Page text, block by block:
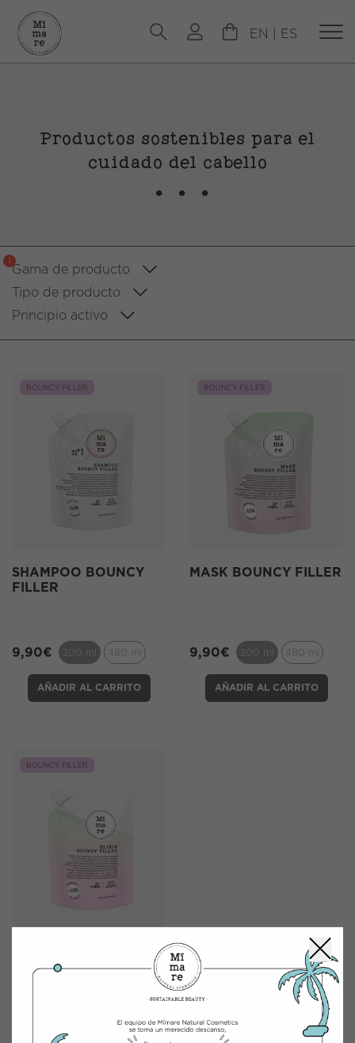
EN ES
Productos sostenibles para el
cuidado del cabello
Gama de producto
1
Tipo de producto
Principio activo
BOUNCY FILLER
SHAMPOO BOUNCY
FILLER
9,90€ 200 ml 480 ml
AÑADIR AL CARRITO
BOUNCY FILLER
MASK BOUNCY FILLER
9,90€ 200 ml 480 ml
AÑADIR AL CARRITO
BOUNCY FILLER
BOUNCY FILLER